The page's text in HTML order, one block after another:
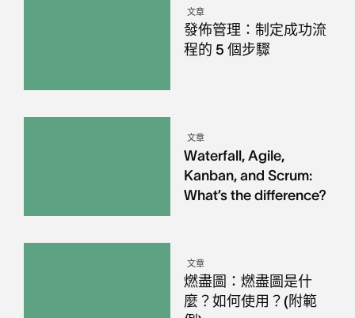
文章
發佈管理：制定成功流
程的 5 個步驟
文章
Waterfall, Agile,
Kanban, and Scrum:
What’s the difference?
文章
燃盡圖：燃盡圖是什
麼？如何使用？(附範